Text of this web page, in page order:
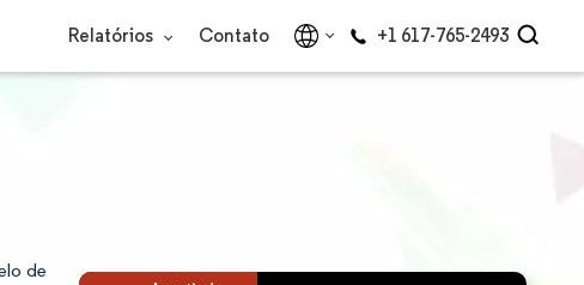
Relatórios Contato +1 617-765-2493
de